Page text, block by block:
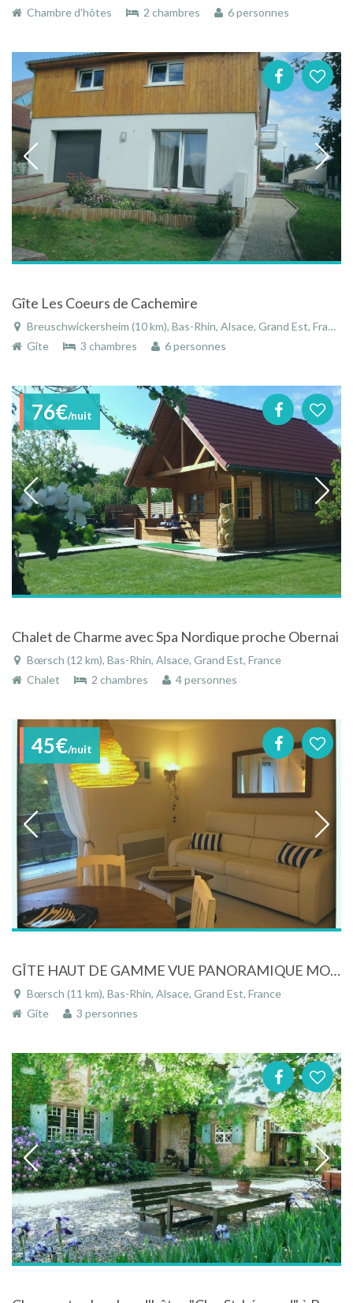
Chambre d'hôtes 2 chambres 6 personnes
Gîte Les Coeurs de Cachemire
Breuschwickersheim (10 km), Bas-Rhin, Alsace, Grand Est, France
Gîte
3 chambres 6 personnes
76€/nuit
Chalet de Charme avec Spa Nordique proche Obernai
Bœrsch (12 km), Bas-Rhin, Alsace, Grand Est, France
Chalet
2 chambres 4 personnes
45€/nuit
GÎTE HAUT DE GAMME VUE PANORAMIQUE MONT SAINT ODILE AU CALME REMISE 10% COVID
Bœrsch (11 km), Bas-Rhin, Alsace, Grand Est, France
Gîte
3 personnes